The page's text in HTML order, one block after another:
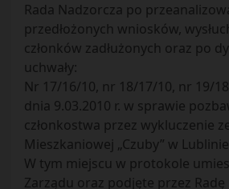
Rada Nadzorcza po
przedłożonych wniosków,
członków zadłużonych oraz po
uchwały:
Nr 17/16/10, nr 18/17/10, nr 19/
dnia 9.03.2010 r. w sprawie
członkostwa przez wykluczenie
Mieszkaniowej „Czuby” w
W tym miejscu w protokole
Zarządu oraz podjęte przez Radę